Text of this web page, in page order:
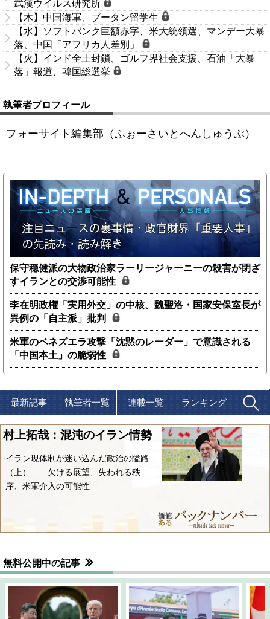
武漢ウイルス研究所
【木】中国海軍、ブータン留学生
【水】ソフトバンク巨額赤字、米大統領選、マンデー大暴
落、中国「アフリカ人差別」
【火】インド全土封鎖、ゴルフ界社会支援、石油「大暴
落」報道、韓国総選挙
執筆者プロフィール
フォーサイト編集部（ふぉーさいとへんしゅうぶ）
保守穏健派の大物政治家ラーリージャーニーの殺害が閉ざ
すイランとの交渉可能性
李在明政権「実用外交」の中核、魏聖洛・国家安保室長が
異例の「自主派」批判
米軍のベネズエラ攻撃「沈黙のレーダー」で意識される
「中国本土」の脆弱性
最新記事 執筆者一覧 連載一覧 ランキング
村上拓哉：混沌のイラン情勢
イラン現体制が迷い込んだ政治の隘路
（上）――欠ける展望、失われる秩
序、米軍介入の可能性
無料公開中の記事